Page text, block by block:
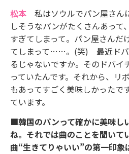
松本 私はソウルでパン屋さん
しそうなパンがたくさんあって
すぎてしまって。パン屋さんだ
てしまって……。(笑) 最近ドバ
るじゃないですか。そのドバイ
っていたんです。それから、リ
もあってすごく美味しかったで
ています。
■韓国のパンって確かに美味し
ね。それでは曲のことを聞いて
曲“生きてりゃいい”の第一印象